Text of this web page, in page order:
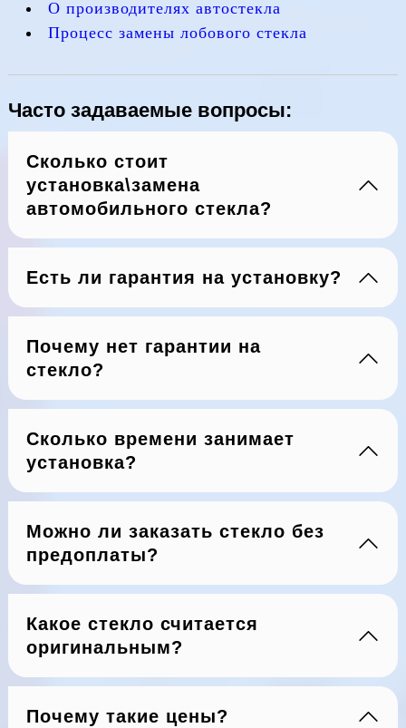
О производителях автостекла
Процесс замены лобового стекла
Часто задаваемые вопросы:
Сколько стоит
установка\замена
автомобильного стекла?
Есть ли гарантия на установку?
Почему нет гарантии на
стекло?
Сколько времени занимает
установка?
Можно ли заказать стекло без
предоплаты?
Какое стекло считается
оригинальным?
Почему такие цены?